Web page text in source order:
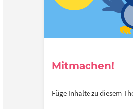
Mitmachen!
Füge Inhalte zu diesem